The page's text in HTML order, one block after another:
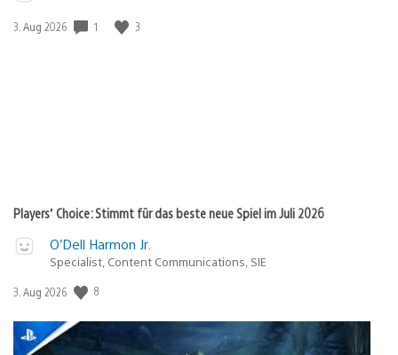
Veröffentlichungsdatum:
3. Aug 2026 1 3
Players’ Choice: Stimmt für das beste neue Spiel im Juli 2026
O’Dell Harmon Jr.
Specialist, Content Communications, SIE
Veröffentlichungsdatum:
3. Aug 2026 8